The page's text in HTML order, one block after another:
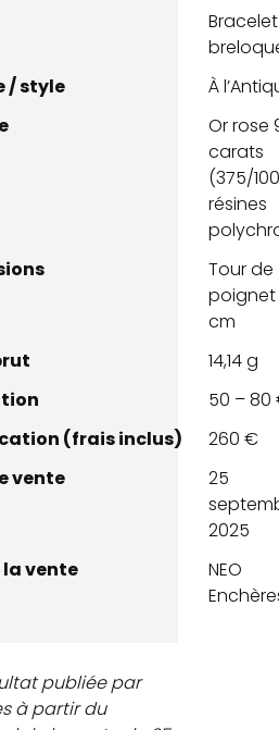
/ style
À
Or rose
carats
(375/
résines
Tour de
poignet
cm
14,14 g
50 – 80
(frais inclus)
260 €
vente
25
2025
la vente
NEO
publiée par
à partir du